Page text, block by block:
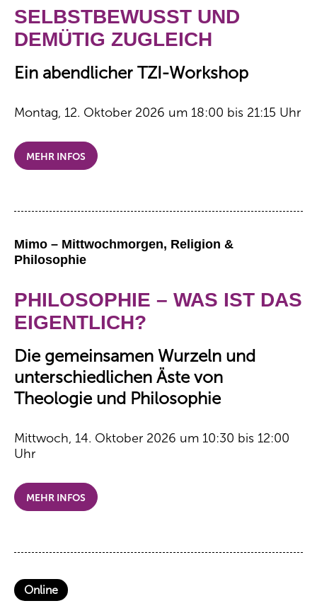
SELBSTBEWUSST UND
DEMÜTIG ZUGLEICH
Ein abendlicher TZI-Workshop
Montag, 12. Oktober 2026 um 18:00 bis 21:15 Uhr
MEHR INFOS
Mimo – Mittwochmorgen, Religion &
Philosophie
PHILOSOPHIE – WAS IST DAS
EIGENTLICH?
Die gemeinsamen Wurzeln und
unterschiedlichen Äste von
Theologie und Philosophie
Mittwoch, 14. Oktober 2026 um 10:30 bis 12:00
Uhr
MEHR INFOS
Online